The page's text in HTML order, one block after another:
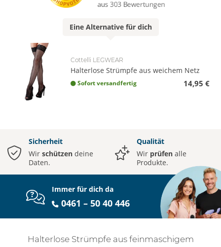
Eine Alternativefür dich
Cottelli LEGWEAR
Halterlose Strümpfe aus weichem Netz
Sofort versandfertig 14,95 €
Sicherheit
Wir schützen deine
Daten.
Qualität
Wir prüfen alle
Produkte.
Immer für dich da
0461 – 50 40 446
Halterlose Strümpfe aus feinmaschigem